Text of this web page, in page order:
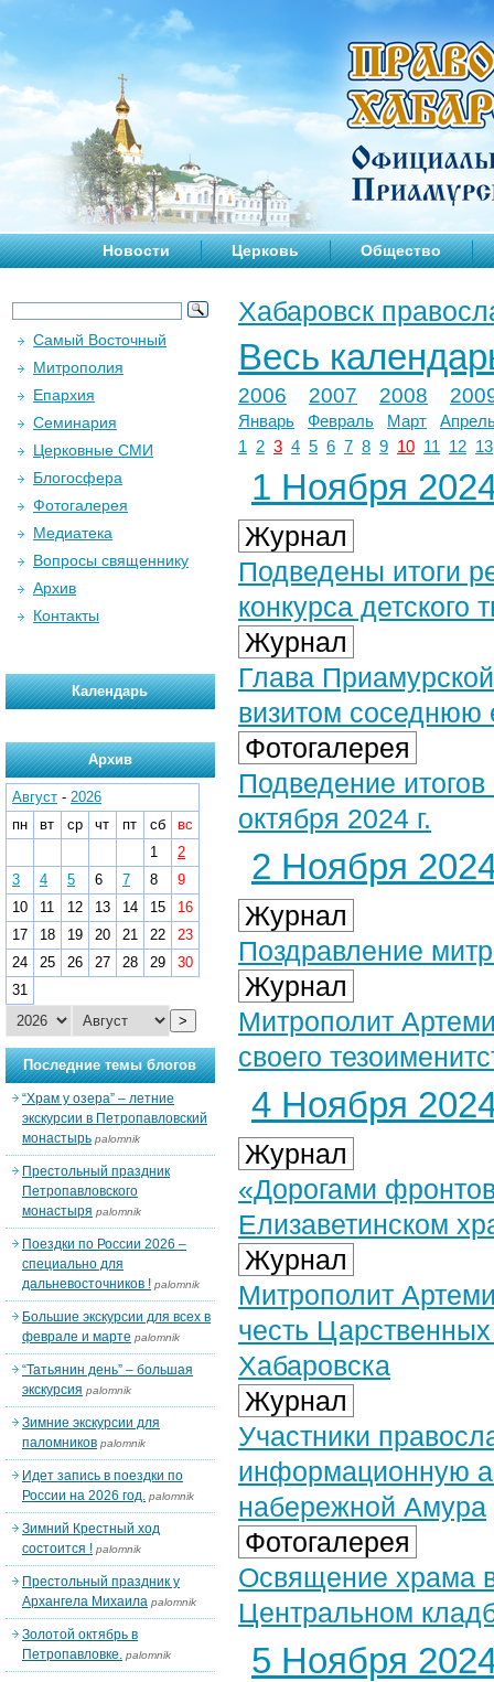
Новости Церковь Общество
Хабаровск
Весь
2006 2007 2008
Январь Февраль Март
1
2 3 4 5 6 7 8 9 10 11 12 13
1 Ноября
Журнал
Подведены итоги
конкурса детского
Журнал
Глава
визитом соседнюю
Фотогалерея
Подведение
октября 2024 г.
2 Ноября
Журнал
Поздравление
Журнал
Митрополит
своего
4 Ноября
Журнал
«Дорогами
Елизаветинском
Журнал
Митрополит
честь
Хабаровска
Журнал
Участники
информационную
набережной Амура
Фотогалерея
Освящение храма
Центральном
5 Ноября
Самый Восточный
Митрополия
Епархия
Семинария
Церковные СМИ
Блогосфера
Фотогалерея
Медиатека
Вопросы священнику
Архив
Контакты
Календарь
Архив
Август - 2026
пн
вт ср чт пт сб
вс
1
2
3
4 5 6 7 8
9
10
11 12 13 14 15
16
17
18 19 20 21 22
23
24
25 26 27 28 29
30
31
>
Последние темы блогов
“Храм у озера” – летние
экскурсии в Петропавловский
монастырь palomnik
Престольный праздник
Петропавловского
монастыря palomnik
Поездки по России 2026 –
специально для
дальневосточников ! palomnik
Большие экскурсии для всех в
феврале и марте palomnik
“Татьянин день” – большая
экскурсия palomnik
Зимние экскурсии для
паломников palomnik
Идет запись в поездки по
России на 2026 год. palomnik
Зимний Крестный ход
состоится ! palomnik
Престольный праздник у
Архангела Михаила palomnik
Золотой октябрь в
Петропавловке. palomnik